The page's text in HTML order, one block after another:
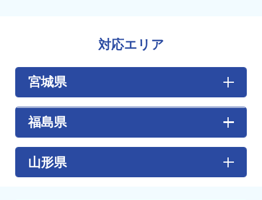
対応エリア
宮城県
【あ行】
伊具郡丸森町
【か行】
角田市/
加
美郡加美町/加美郡色麻町/栗原市/黒川郡
福島県
大玉村/ 会津坂下町 / 会津美里町 / 会津若松
市 / 浅川町 / 飯舘村 / 石川町 / 泉崎村 / 猪苗
山形県